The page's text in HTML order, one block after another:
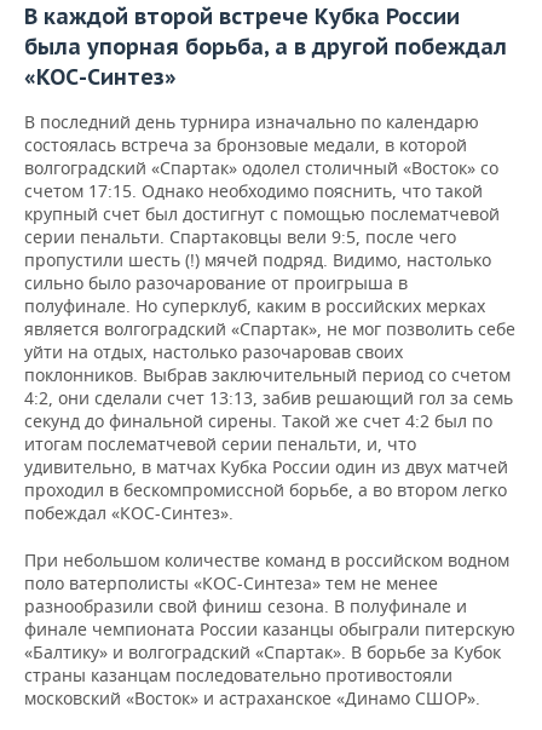
В каждой второй встрече Кубка России
была упорная борьба, а в другой побеждал
«КОС-Синтез»
В последний день турнира изначально по календарю
состоялась встреча за бронзовые медали, в которой
волгоградский «Спартак» одолел столичный «Восток» со
счетом 17:15. Однако необходимо пояснить, что такой
крупный счет был достигнут с помощью послематчевой
серии пенальти. Спартаковцы вели 9:5, после чего
пропустили шесть (!) мячей подряд. Видимо, настолько
сильно было разочарование от проигрыша в
полуфинале. Но суперклуб, каким в российских мерках
является волгоградский «Спартак», не мог позволить себе
уйти на отдых, настолько разочаровав своих
поклонников. Выбрав заключительный период со счетом
4:2, они сделали счет 13:13, забив решающий гол за семь
секунд до финальной сирены. Такой же счет 4:2 был по
итогам послематчевой серии пенальти, и, что
удивительно, в матчах Кубка России один из двух матчей
проходил в бескомпромиссной борьбе, а во втором легко
побеждал «КОС-Синтез».
При небольшом количестве команд в российском водном
поло ватерполисты «КОС-Синтеза» тем не менее
разнообразили свой финиш сезона. В полуфинале и
финале чемпионата России казанцы обыграли питерскую
«Балтику» и волгоградский «Спартак». В борьбе за Кубок
страны казанцам последовательно противостояли
московский «Восток» и астраханское «Динамо СШОР».